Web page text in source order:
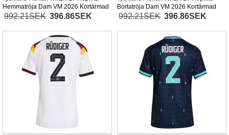
Hemmatröja Dam VM 2026 Kortärmad
992.21SEK 396.86SEK
Bortatröja Dam VM 2026 Kortärmad
992.21SEK 396.86SEK